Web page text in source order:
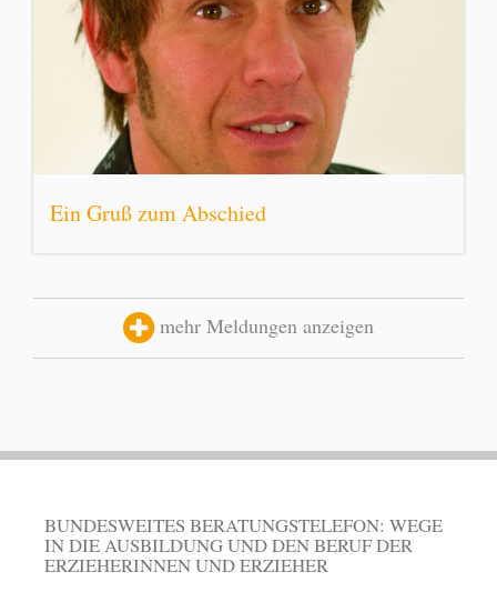
Ein Gruß zum Abschied
mehr Meldungen anzeigen
BUNDESWEITES BERATUNGSTELEFON: WEGE
IN DIE AUSBILDUNG UND DEN BERUF DER
ERZIEHERINNEN UND ERZIEHER